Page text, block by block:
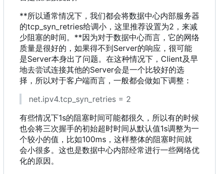
**所以通常情况下 ， 我们都会将数据中心内部服务器
的tcp_syn_retries给调小 ， 这里推荐设置为2 ， 来减
少阻塞的时间。**因为对于数据中心而言 ， 它的网络
质量是很好的 ， 如果得不到Server的响应 ， 很可能
是Server本身出了问题。在这种情况下 ， Client及早
地去尝试连接其他的Server会是一个比较好的选
择 ， 所以对于客户端而言 ， 一般都会做如下调整 ：
net.ipv4.tcp_syn_retries = 2
有些情况下1s的阻塞时间可能都很久 ， 所以有的时候
也会将三次握手的初始超时时间从默认值1s调整为一
个较小的值 ， 比如100ms ， 这样整体的阻塞时间就
会小很多。这也是数据中心内部经常进行一些网络优
化的原因。